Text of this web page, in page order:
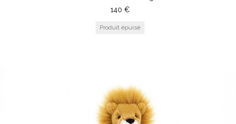
140 €